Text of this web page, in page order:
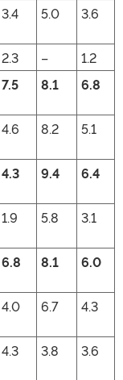
3.4 5.0 3.6
2.3 –
1.2
7.5 8.1 6.8
4.6 8.2 5.1
4.3 9.4 6.4
1.9 5.8 3.1
6.8 8.1 6.0
4.0 6.7 4.3
4.3 3.8 3.6